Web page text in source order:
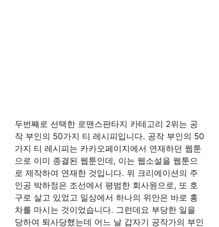
두번째로 선택한 로맨스판타지 카테고리 2위는 공
작 부인의 50가지 티 레시피입니다. 공작 부인의 50
가지 티 레시피는 카카오페이지에서 연재하던 웹툰
으로 이미 종결된 웹툰인데, 이는 웹소설을 웹툰으
로 제작하여 연재한 것입니다. 위 크리에이션의 주
인공 박하정은 조선에서 평범한 회사원으로, 또 호
구로 살고 있었고 일상에서 하나의 위안은 바로 홍
차를 마시는 것이었습니다. 그런데요 부당한 일을
당하여 퇴사당했는데 어느 날 갑자기 공작가의 부인